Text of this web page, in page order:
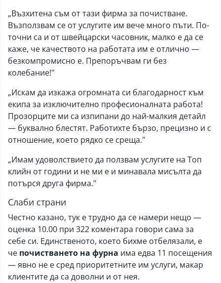
„Възхитена съм от тази фирма за почистване.
Възползвам се от услугите им вече много пъти. По-
точни са и от швейцарски часовник, малко е да се
каже, че качеството на работата им е отлично —
безкомпромисно е. Препоръчвам ги без
колебание!"
„Искам да изкажа огромната си благодарност към
екипа за изключително професионалната работа!
Прозорците ми са изпипани до най-малкия детайл
— буквално блестят. Работихте бързо, прецизно и с
отношение, което рядко се среща."
„Имам удоволствието да ползвам услугите на Топ
клийн от години и не ми е и минавала мисълта да
потърся друга фирма."
Слаби страни
Честно казано, тук е трудно да се намери нещо —
оценка 10.00 при 322 коментара говори сама за
себе си. Единственото, което бихме отбелязали, е
че почистването на фурна има едва 11 посещения
— явно не е сред приоритетните им услуги, макар
клиентите да са доволни и от нея.